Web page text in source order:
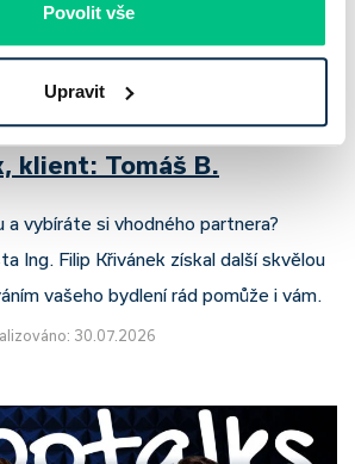
Povolit vše
Upravit
specialista: Ing.
klient: Tomáš B.
vybíráte si vhodného partnera?
Ing. Filip Křivánek získal další skvělou
vašeho bydlení rád pomůže i vám.
30.07.2026